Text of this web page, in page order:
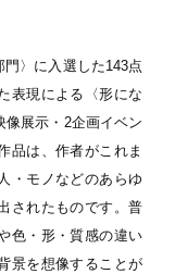
〉に入選した143点
表現による〈形にな
像展示・2企画イベン
品は、作者がこれま
・モノなどのあらゆ
されたものです。普
色・形・質感の違い
景を想像することが